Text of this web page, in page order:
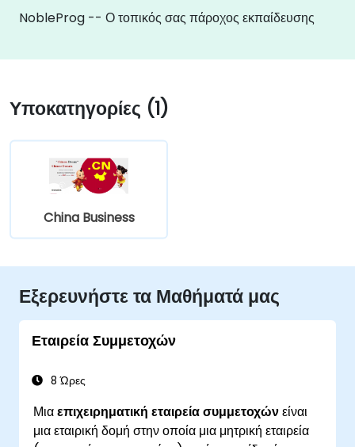
NobleProg -- Ο τοπικός σας πάροχος εκπαίδευσης
Υποκατηγορίες (1)
China Business
Εξερευνήστε τα Μαθήματά μας
Εταιρεία Συμμετοχών
8 Ώρες
Μιαεπιχειρηματική εταιρεία συμμετοχώνείναι
μια εταιρική δομή στην οποία μια μητρική εταιρεία